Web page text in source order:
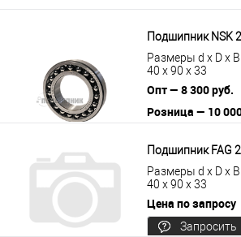
Подшипник NSK
Размеры d x D x B
40 x 90 x 33
Опт — 8 300 руб.
Розница — 10
Подшипник FAG
Размеры d x D x B
40 x 90 x 33
Цена по запросу
Запросить